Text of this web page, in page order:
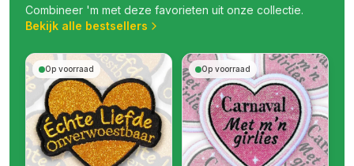
Combineer 'm met deze favorieten uit onze collectie.
Bekijk alle bestsellers
Op voorraad Op voorraad